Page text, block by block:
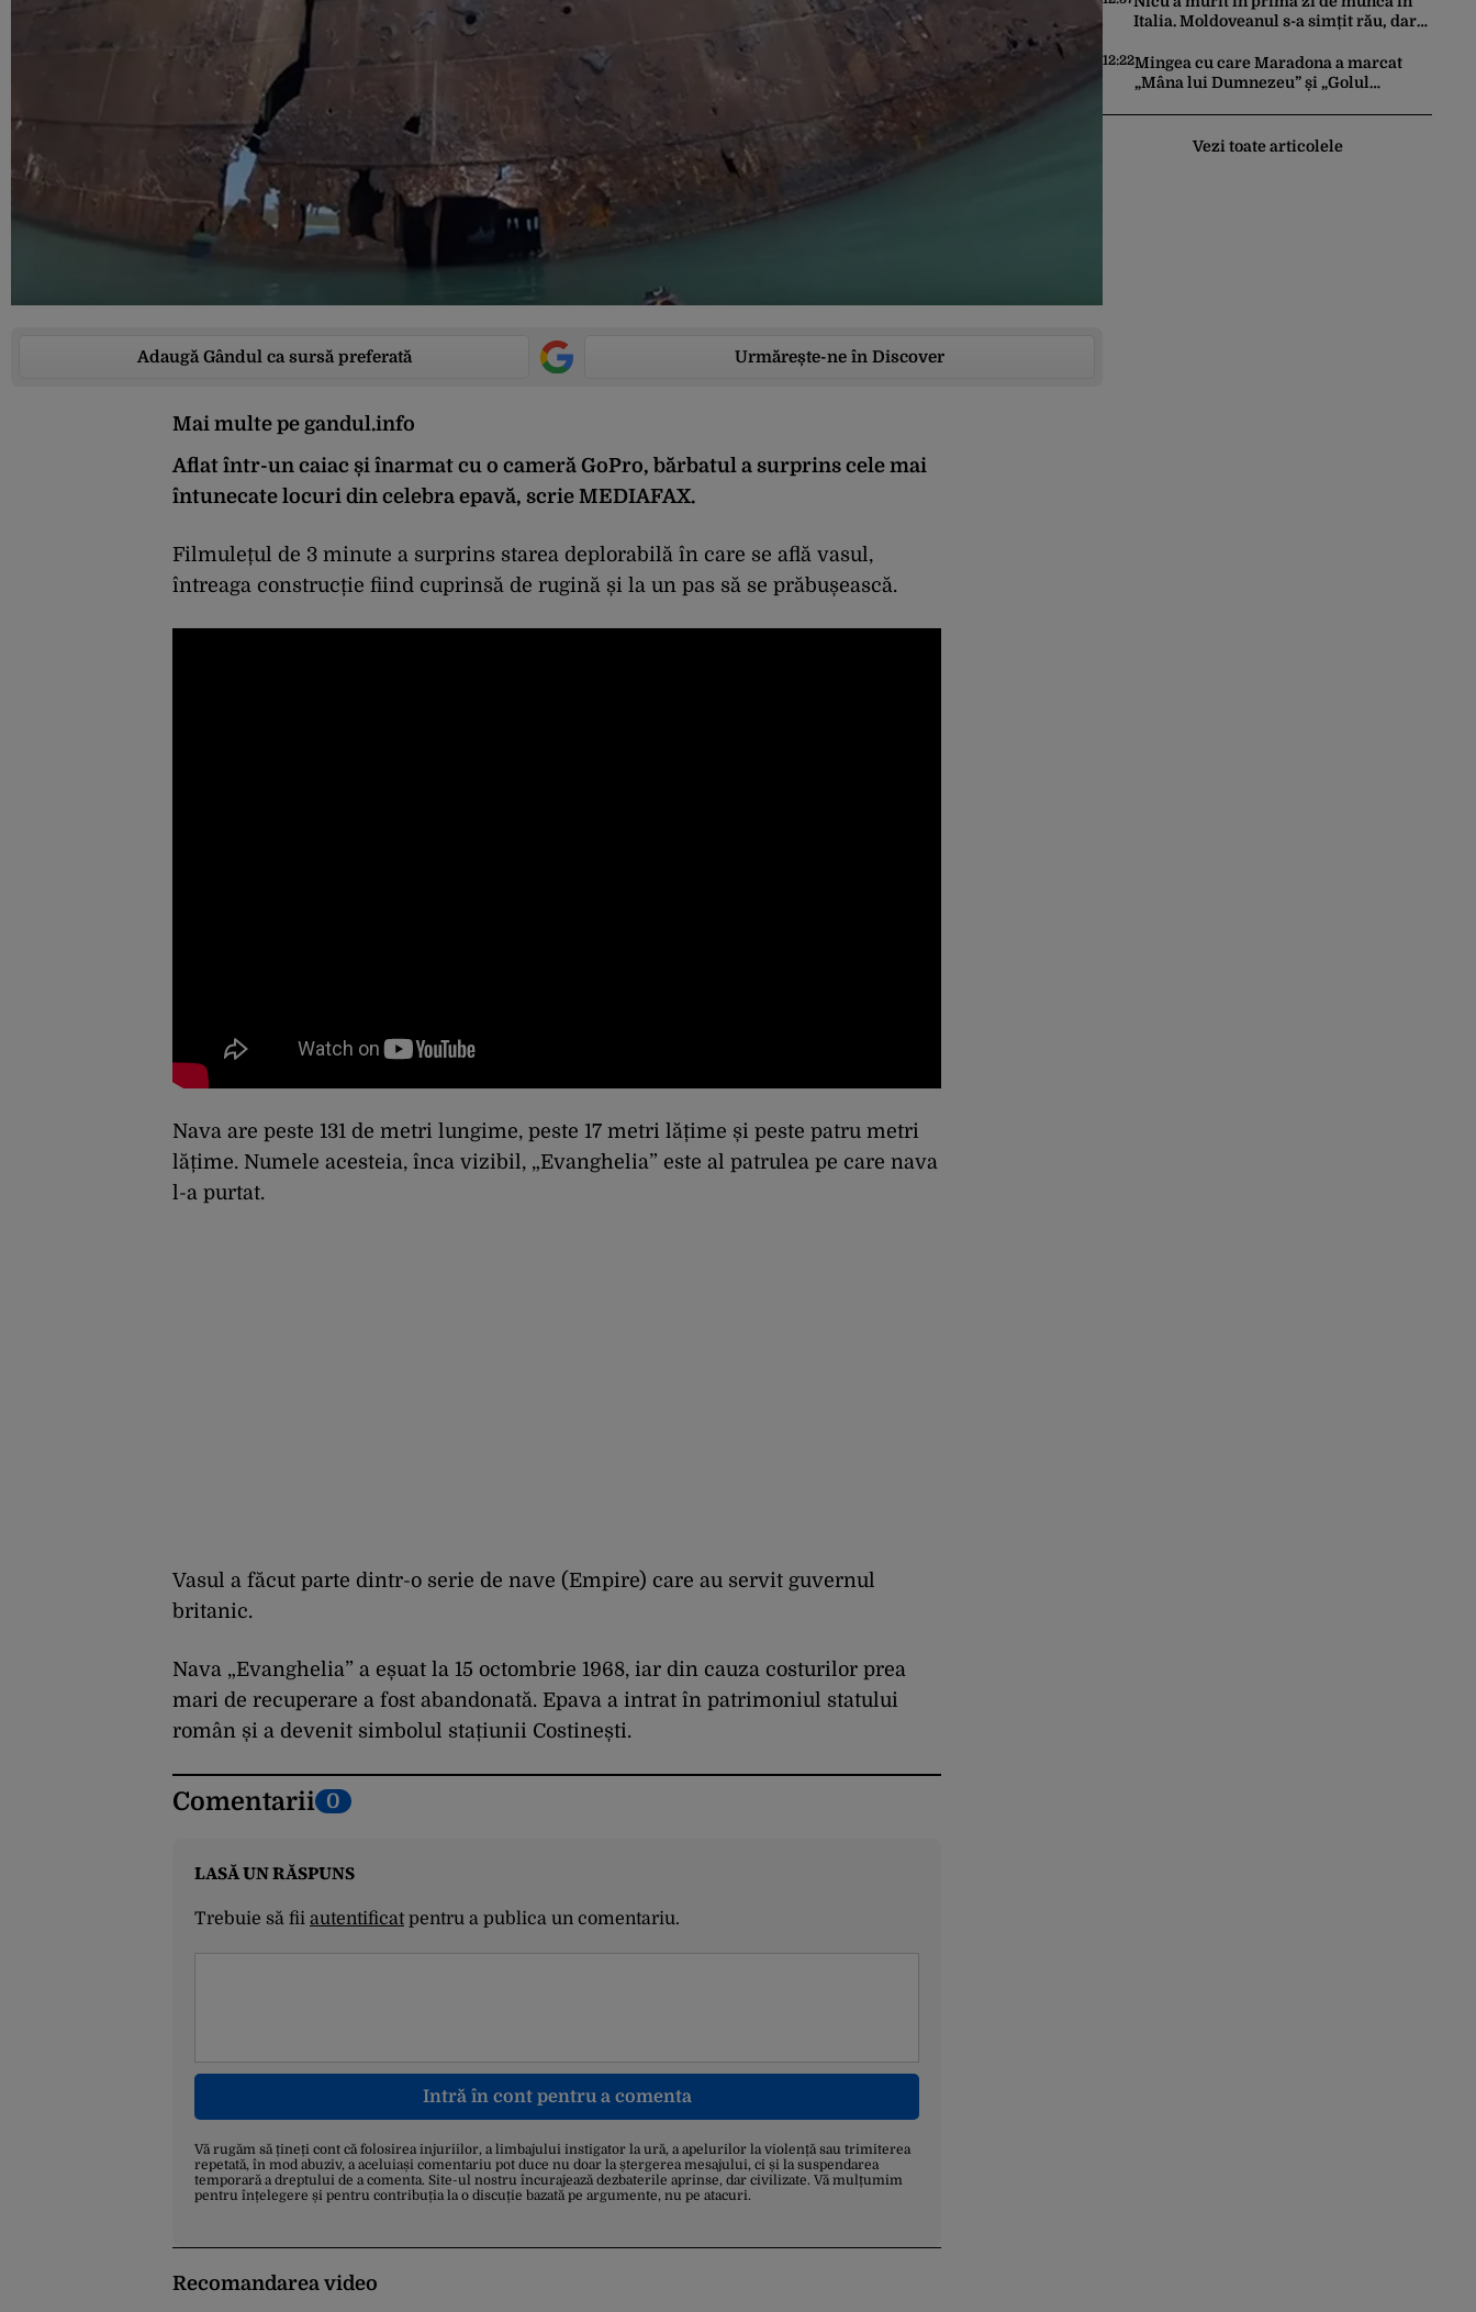
Adaugă Gândul ca sursă preferată Urmărește-ne în Discover
Mai multe pe gandul.info
Aflat într-un caiac și înarmat cu o cameră GoPro, bărbatul a surprins cele mai
întunecate locuri din celebra epavă, scrie MEDIAFAX.
Filmulețul de 3 minute a surprins starea deplorabilă în care se află vasul,
întreaga construcție fiind cuprinsă de rugină și la un pas să se prăbușească.
Nava are peste 131 de metri lungime, peste 17 metri lățime și peste patru metri
lățime. Numele acesteia, înca vizibil, „Evanghelia” este al patrulea pe care nava
l-a purtat.
Vasul a făcut parte dintr-o serie de nave (Empire) care au servit guvernul
britanic.
Nava „Evanghelia” a eșuat la 15 octombrie 1968, iar din cauza costurilor prea
mari de recuperare a fost abandonată. Epava a intrat în patrimoniul statului
român și a devenit simbolul stațiunii Costinești.
Comentarii 0
LASĂ UN RĂSPUNS
Trebuie să fii autentificatpentru a publica un comentariu.
Intră în cont pentru a comenta
Vă rugăm să țineți cont că folosirea injuriilor, a limbajului instigator la ură, a apelurilor la violență sau trimiterea
repetată, în mod abuziv, a aceluiași comentariu pot duce nu doar la ștergerea mesajului, ci și la suspendarea
temporară a dreptului de a comenta. Site-ul nostru încurajează dezbaterile aprinse, dar civilizate. Vă mulțumim
pentru înțelegere și pentru contribuția la o discuție bazată pe argumente, nu pe atacuri.
Recomandarea video
Italia. Moldoveanul s-a simțit rău, dar
români, anchetați
12:22Mingea cu care Maradona a marcat
„Mâna lui Dumnezeu” și „Golul
Vezi toate articolele